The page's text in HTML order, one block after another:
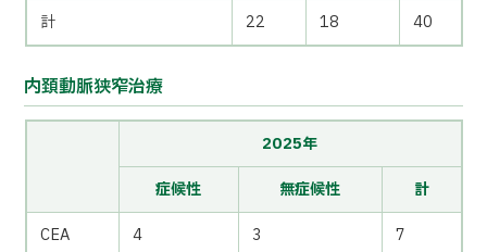
計
22 18 40
内頚動脈狭窄治療
2025年
症候性
無症候性
計
CEA
4 3
7